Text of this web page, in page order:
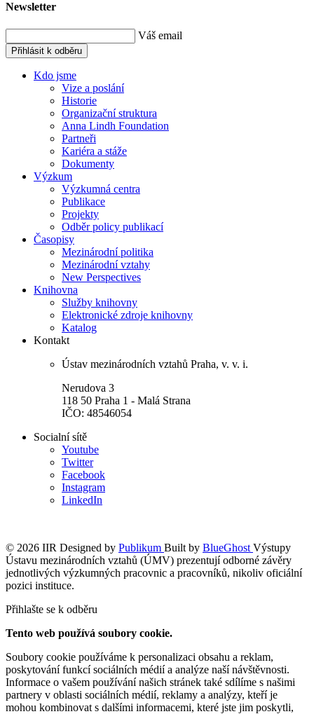
Newsletter
Váš email
Přihlásit k odběru
Kdo jsme
Vize a poslání
Historie
Organizační struktura
Anna Lindh Foundation
Partneři
Kariéra a stáže
Dokumenty
Výzkum
Výzkumná centra
Publikace
Projekty
Odběr policy publikací
Časopisy
Mezinárodní politika
Mezinárodní vztahy
New Perspectives
Knihovna
Služby knihovny
Elektronické zdroje knihovny
Katalog
Kontakt
Ústav mezinárodních vztahů Praha, v. v. i.
Nerudova 3
118 50 Praha 1 - Malá Strana
IČO: 48546054
Socialní sítě
Youtube
Twitter
Facebook
Instagram
LinkedIn
© 2026 IIR Designed by Publikum Built by BlueGhost Výstupy
Ústavu mezinárodních vztahů (ÚMV) prezentují odborné závěry
jednotlivých výzkumných pracovnic a pracovníků, nikoliv oficiální
pozici instituce.
Přihlašte se k odběru
Tento web používá soubory cookie.
Soubory cookie používáme k personalizaci obsahu a reklam,
poskytování funkcí sociálních médií a analýze naší návštěvnosti.
Informace o vašem používání našich stránek také sdílíme s našimi
partnery v oblasti sociálních médií, reklamy a analýzy, kteří je
mohou kombinovat s dalšími informacemi, které jste jim poskytli,